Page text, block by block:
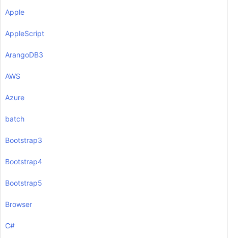
Apple
AppleScript
ArangoDB3
AWS
Azure
batch
Bootstrap3
Bootstrap4
Bootstrap5
Browser
C#